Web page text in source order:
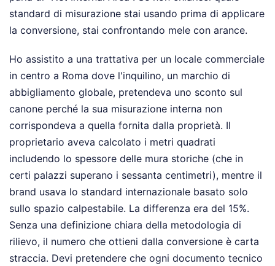
standard di misurazione stai usando prima di applicare
la conversione, stai confrontando mele con arance.
Ho assistito a una trattativa per un locale commerciale
in centro a Roma dove l'inquilino, un marchio di
abbigliamento globale, pretendeva uno sconto sul
canone perché la sua misurazione interna non
corrispondeva a quella fornita dalla proprietà. Il
proprietario aveva calcolato i metri quadrati
includendo lo spessore delle mura storiche (che in
certi palazzi superano i sessanta centimetri), mentre il
brand usava lo standard internazionale basato solo
sullo spazio calpestabile. La differenza era del 15%.
Senza una definizione chiara della metodologia di
rilievo, il numero che ottieni dalla conversione è carta
straccia. Devi pretendere che ogni documento tecnico